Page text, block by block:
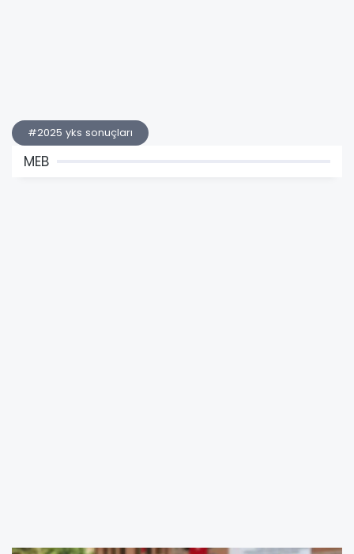
#2025 yks sonuçları
MEB